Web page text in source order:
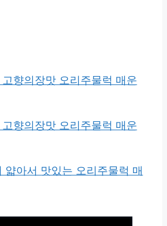
향의장맛 오리주물럭 매운
향의장맛 오리주물럭 매운
얇아서 맛있는 오리주물럭 매